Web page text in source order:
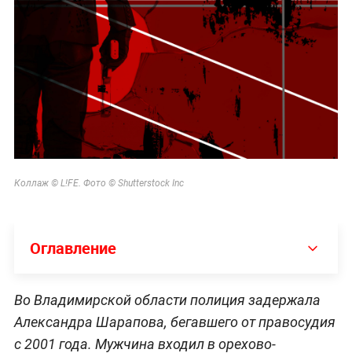
Коллаж © L!FE. Фото © Shutterstock Inc
Оглавление
Во Владимирской области полиция задержала
Александра Шарапова, бегавшего от правосудия
с 2001 года. Мужчина входил в орехово-